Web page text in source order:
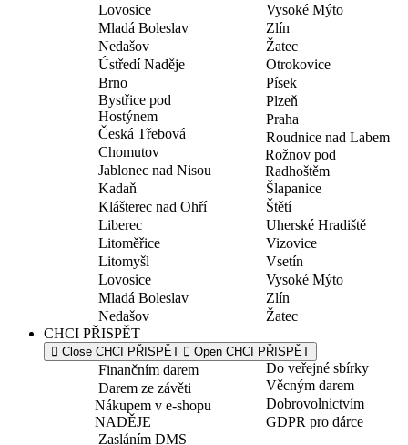
Lovosice
Mladá Boleslav
Nedašov
Vysoké Mýto
Zlín
Žatec
Ústředí Naděje
Brno
Bystřice pod
Hostýnem
Česká Třebová
Chomutov
Jablonec nad Nisou
Kadaň
Klášterec nad Ohří
Liberec
Litoměřice
Litomyšl
Lovosice
Mladá Boleslav
Nedašov
Otrokovice
Písek
Plzeň
Praha
Roudnice nad Labem
Rožnov pod
Radhoštěm
Šlapanice
Štětí
Uherské Hradiště
Vizovice
Vsetín
Vysoké Mýto
Zlín
Žatec
CHCI PŘISPĚT
Close CHCI PŘISPĚT Open CHCI PŘISPĚT
Finančním darem
Darem ze závěti
Nákupem v e-shopu
NADĚJE
Zasláním DMS
Do veřejné sbírky
Věcným darem
Dobrovolnictvím
GDPR pro dárce